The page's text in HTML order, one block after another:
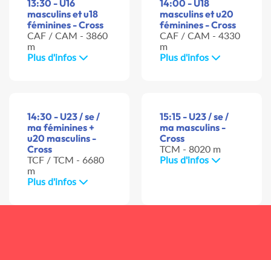
13:30 - U16
masculins et u18
féminines - Cross
CAF / CAM - 3860
m
Plus d'infos
14:00 - U18
masculins et u20
féminines - Cross
CAF / CAM - 4330
m
Plus d'infos
14:30 - U23 / se /
ma féminines +
u20 masculins -
Cross
TCF / TCM - 6680
m
Plus d'infos
15:15 - U23 / se /
ma masculins -
Cross
TCM - 8020 m
Plus d'infos